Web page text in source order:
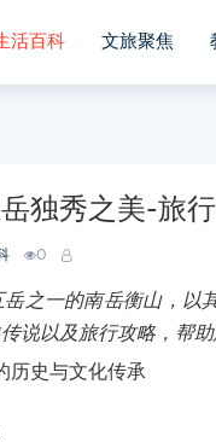
活百科 文旅聚焦
独秀之美-旅
0
之一的南岳衡山，以
说以及旅行攻略，帮助